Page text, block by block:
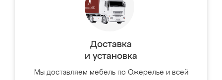
Доставка
и установка
Мы доставляем мебель по Ожерелье и всей